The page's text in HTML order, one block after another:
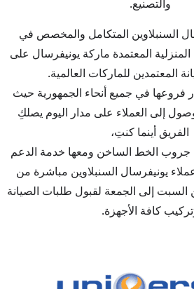
والتصنيع.
السنبلاوين المتكامل والمخصص في
المعتمدة ماركة يونيفرسال على
المعتمدين للماركات العالمية.
فروعها في جميع أنحاء الجمهورية حيث
إلى العملاء على مدار اليوم يصلكِ
الفريق أينما كنتِ،
جروب الخط الساخن ومعها خدمة الدعم
يونيفرسال السنبلاوين مباشرة من
إلى الجمعة لقبول طلبات الصيانة
كافة الأجهزة.